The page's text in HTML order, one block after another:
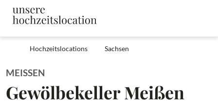
Hochzeitslocations Sachsen
MEISSEN
Gewölbekeller Meißen